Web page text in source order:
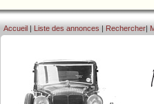
Accueil | Liste des annonces | Rechercher|